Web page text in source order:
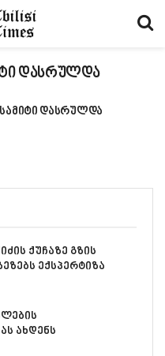
დასრულდა
სამიტი დასრულდა
ქუჩაზე გზის
ექსპერტიზა
ახდენს